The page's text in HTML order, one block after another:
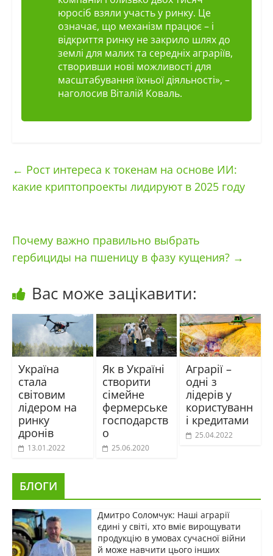
юросіб взяли участь у ринку. Це
означає, що механізм працює – і
відкриття ринку не закрило шлях до
землі для малих та середніх аграріїв,
створивши нові можливості для
масштабування їхньої діяльності», –
наголосив Віталій Коваль.
← Рост интереса к токенам на основе ИИ:
какие криптопроекты лидируют в 2025 году
Почему важно правильно выбрать
гербициды на пшеницу в фазу кущения? →
Вас може зацікавити:
Україна
стала
світовим
лідером на
ринку
дронів
13.01.2022
Як в Україні
створити
сімейне
фермерське
господарств
о
25.06.2020
Аграрії –
одні з
лідерів у
користуванн
і кредитами
25.04.2022
БЛОГИ
Дмитро Соломчук: Наші аграрії
єдині у світі, хто вміє вирощувати
продукцію в умовах сучасної війни
й може навчити цього інших